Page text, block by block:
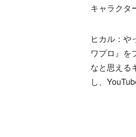
キャラクタ
ヒカル：や
ワプロ』を
なと思える
し、